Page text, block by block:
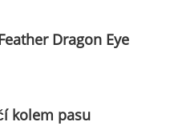
Dragon Eye
kolem pasu